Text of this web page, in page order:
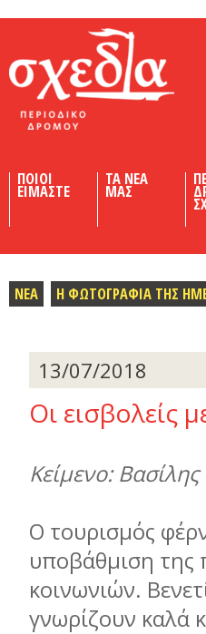
ΠΟΙΟΙ
ΕΙΜΑΣΤΕ
ΤΑ ΝΕΑ
ΜΑΣ
ΝΕΑ Η ΦΩΤΟΓΡΑΦΙΑ ΤΗΣ
13/07/2018
Οι εισβολείς
Κείμενο:
Ο τουρισμός
υποβάθμιση της
κοινωνιών.
γνωρίζουν καλά